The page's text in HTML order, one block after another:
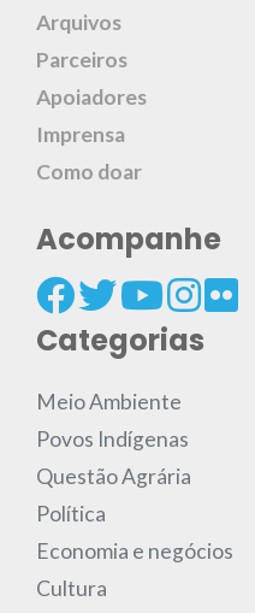
Arquivos
Parceiros
Apoiadores
Imprensa
Como doar
Acompanhe
Categorias
Meio Ambiente
Povos Indígenas
Questão Agrária
Política
Economia e negócios
Cultura